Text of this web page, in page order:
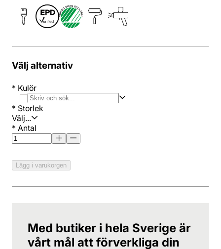
Välj alternativ
* Kulör
* Storlek
Välj...
* Antal
Lägg i varukorgen
Med butiker i hela Sverige är
vårt mål att förverkliga din